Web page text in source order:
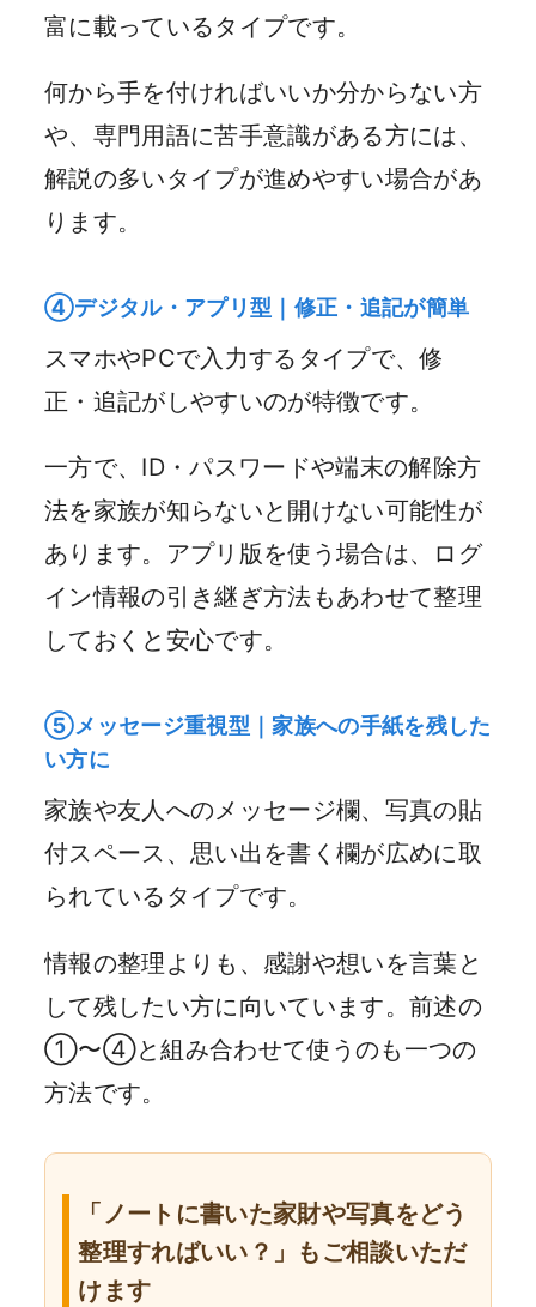
富に載っているタイプです。
何から手を付ければいいか分からない方
や、専門用語に苦手意識がある方には、
解説の多いタイプが進めやすい場合があ
ります。
④デジタル・アプリ型｜修正・追記が簡単
スマホやPCで入力するタイプで、修
正・追記がしやすいのが特徴です。
一方で、ID・パスワードや端末の解除方
法を家族が知らないと開けない可能性が
あります。アプリ版を使う場合は、ログ
イン情報の引き継ぎ方法もあわせて整理
しておくと安心です。
⑤メッセージ重視型｜家族への手紙を残した
い方に
家族や友人へのメッセージ欄、写真の貼
付スペース、思い出を書く欄が広めに取
られているタイプです。
情報の整理よりも、感謝や想いを言葉と
して残したい方に向いています。前述の
①〜④と組み合わせて使うのも一つの
方法です。
「ノートに書いた家財や写真をどう
整理すればいい？」もご相談いただ
けます